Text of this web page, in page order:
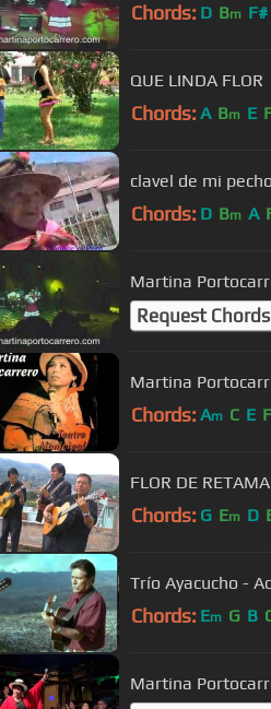
Chords: D Bm F#
QUE LINDA FLOR
Chords: A Bm E
clavel de mi pecho
Chords: D Bm A
Martina
Request Chords
Martina
Chords: Am C E F
FLOR DE
Chords: G Em D
Trío Ayacucho -
Chords: Em G B
Martina